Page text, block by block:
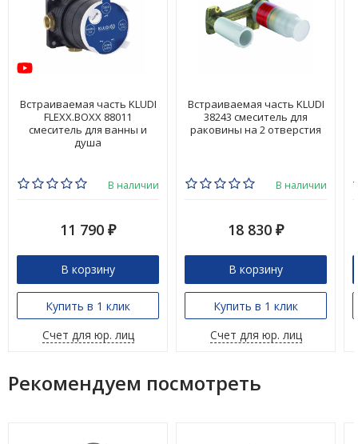
Встраиваемая часть KLUDI
FLEXX.BOXX 88011
смеситель для ванны и
душа
В наличии
11 790 ₽
В корзину
Купить в 1 клик
Счет для юр. лиц
Встраиваемая часть KLUDI
38243 смеситель для
раковины на 2 отверстия
В наличии
18 830 ₽
В корзину
Купить в 1 клик
Счет для юр. лиц
Рекомендуем посмотреть